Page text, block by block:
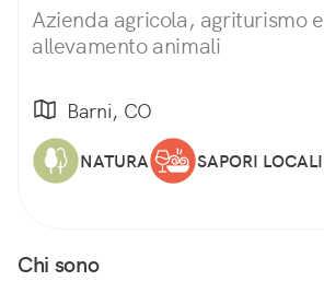
Azienda agricola, agriturismo e
allevamento animali
Barni, CO
NATURA SAPORI LOCALI
Chi sono